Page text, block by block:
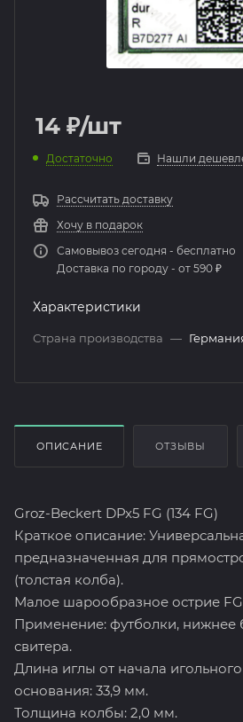
14 ₽/шт
Достаточно Нашли
Рассчитать доставку
Хочу в подарок
Самовывоз сегодня - бесплатно
Доставка по городу - от 590 ₽
Характеристики
Страна производства —
ОПИСАНИЕ ОТЗЫВЫ
Groz-Beckert DPx5 FG (134 FG)
Краткое описание:
предназначенная для
(толстая колба).
Малое шарообразное острие FG
Применение: футболки, нижнее
свитера.
Длина иглы от начала
основания: 33,9 мм.
Толщина колбы: 2,0 мм.